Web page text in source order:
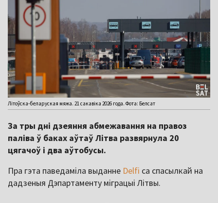
Літоўска-беларуская мяжа. 21 сакавіка 2026 года. Фота: Белсат
За тры дні дзеяння абмежавання на правоз
паліва ў баках аўтаў Літва развярнула 20
цягачоў і два аўтобусы.
Пра гэта паведаміла выданне Delfi са спасылкай на
дадзеныя Дэпартаменту міграцыі Літвы.